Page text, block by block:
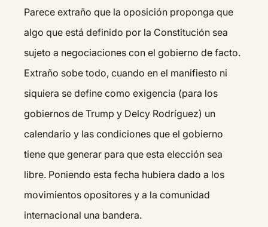
Parece extraño que la oposición proponga que
algo que está definido por la Constitución sea
sujeto a negociaciones con el gobierno de facto.
Extraño sobe todo, cuando en el manifiesto ni
siquiera se define como exigencia (para los
gobiernos de Trump y Delcy Rodríguez) un
calendario y las condiciones que el gobierno
tiene que generar para que esta elección sea
libre. Poniendo esta fecha hubiera dado a los
movimientos opositores y a la comunidad
internacional una bandera.